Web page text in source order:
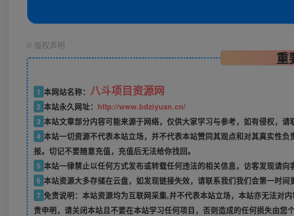
© 版权声明
重
1 本网站名称： 八斗项目资源网
2 本站永久网址： http://www.bdziyuan.cn/
3 本站文章部分内容可能来源于网络，仅供大家学习与参考，如有侵权，请
4 本站一切资源不代表本站立场，并不代表本站赞同其观点和对其真实性
报。切记不要随意充值，充值后无法给你找回。
5 本站一律禁止以任何方式发布或转载任何违法的相关信息，访客发现请向
6 本站资源大多存储在云盘，如发现链接失效，请联系我们我们会第一时间
7 免责说明：本站资源均为互联网采集,并不代表本站立场，本站亦无法对
责申明，请关闭本站且不要在本站学习任何项目，否则造成的任何损失由您个